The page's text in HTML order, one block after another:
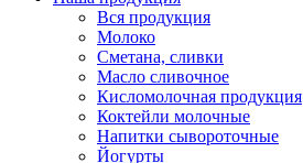
Вся продукция
Молоко
Сметана, сливки
Масло сливочное
Кисломолочная продукция
Коктейли молочные
Напитки сывороточные
Йогурты